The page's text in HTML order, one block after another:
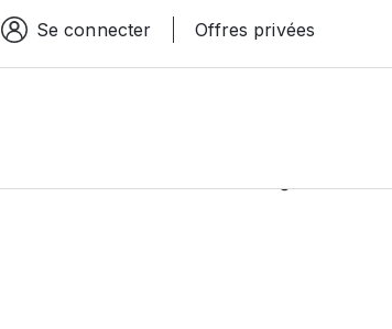
Espace connexion
Se connecter Offres privées